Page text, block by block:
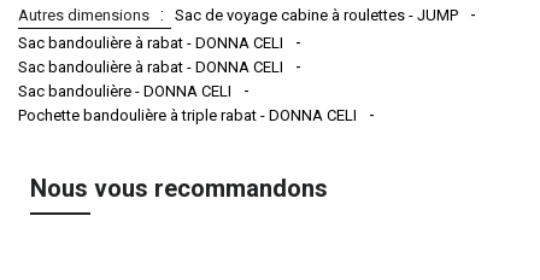
Autres dimensions
Sac de voyage cabine à roulettes - JUMP
Sac bandoulière à rabat - DONNA CELI
Sac bandoulière à rabat - DONNA CELI
Sac bandoulière - DONNA CELI
Pochette bandoulière à triple rabat - DONNA CELI
Nous vous recommandons